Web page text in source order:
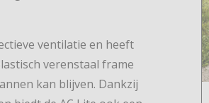
ventilatie en heeft
verenstaal frame
kan blijven. Dankzij